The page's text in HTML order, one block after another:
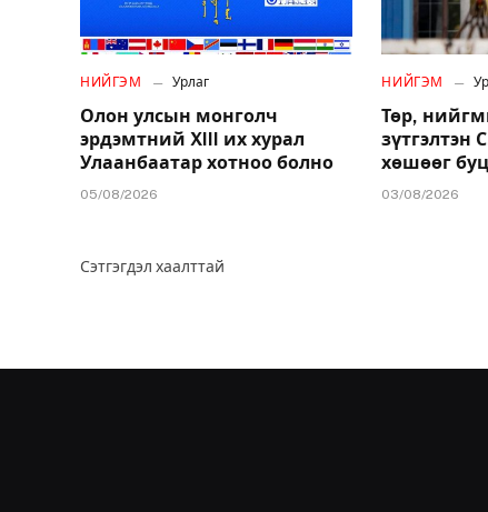
НИЙГЭМ Урлаг
Олон улсын монголч
эрдэмтний XIII их хурал
Улаанбаатар хотноо болно
05/08/2026
НИЙГЭМ
Төр,
зүтгэлтэн
хөшөөг
03/08/2026
Сэтгэгдэл хаалттай